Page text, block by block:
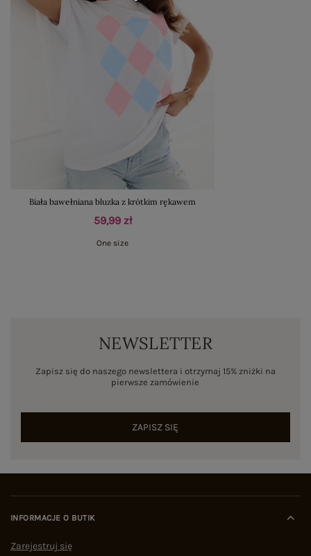
Biała bawełniana bluzka z krótkim rękawem
59,99 zł
One size
NEWSLETTER
Zapisz się do naszego newslettera i otrzymaj 15% zniżki na
pierwsze zamówienie
ZAPISZ SIĘ
INFORMACJE O BUTIK
Zarejestruj się